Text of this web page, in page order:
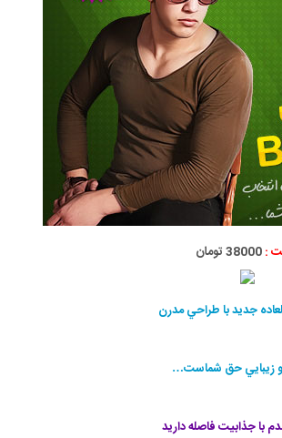
:38000 تومان
جديد با طراحي مدرن
زيبايي حق شماست…
با جذابيت فاصله داريد